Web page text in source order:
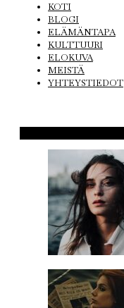
KOTI
BLOGI
ELÄMÄNTAPA
KULTTUURI
ELOKUVA
MEISTÄ
YHTEYSTIEDOT